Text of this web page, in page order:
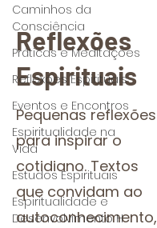
Caminhos da
Consciência
Práticas e Meditações
Reflexões Espirituais
Eventos e Encontros
Espiritualidade na
Vida
Estudos Espirituais
Espiritualidade e
Desenvolvimento H
Reflexões
Espirituais
Pequenas reflexões
para inspirar o
cotidiano. Textos
que convidam ao
autoconhecimento,